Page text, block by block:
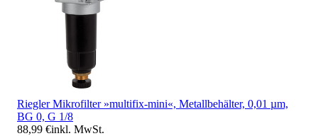
Riegler Mikrofilter »multifix-mini«, Metallbehälter, 0,01 µm,
BG 0, G 1/8
88,99 €inkl. MwSt.